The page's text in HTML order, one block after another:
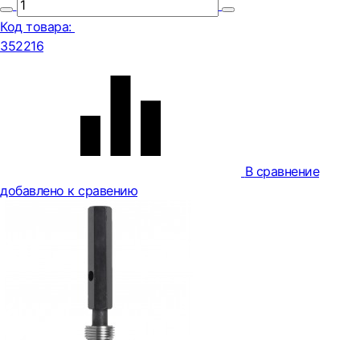
Код товара:
352216
В сравнение
добавлено к сравению